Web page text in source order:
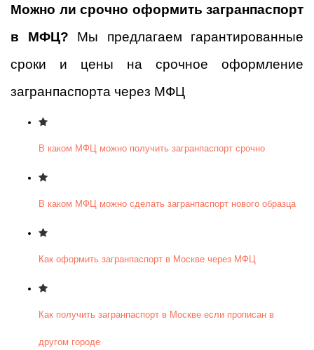
Можно ли срочно оформить загранпаспорт
в МФЦ? Мы предлагаем гарантированные
сроки и цены на срочное оформление
загранпаспорта через МФЦ
В каком МФЦ можно получить загранпаспорт срочно
В каком МФЦ можно сделать загранпаспорт нового образца
Как оформить загранпаспорт в Москве через МФЦ
Как получить загранпаспорт в Москве если прописан в
другом городе